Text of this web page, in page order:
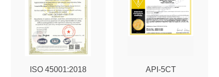
ISO 45001:2018 API-5CT